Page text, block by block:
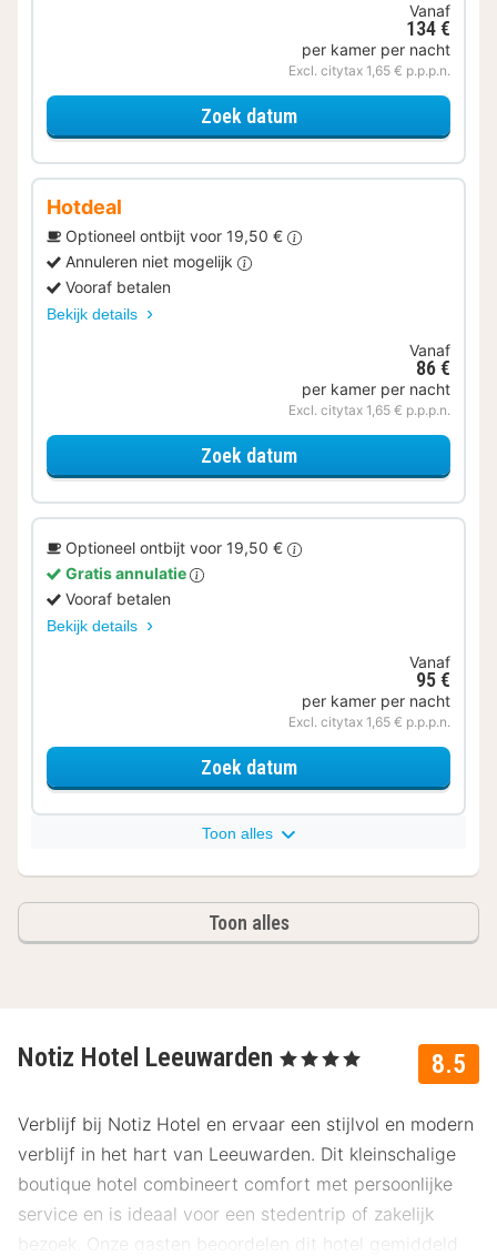
Vanaf
134 €
per kamer per nacht
Excl. citytax 1,65 € p.p.p.n.
Zoek datumvoor Ontbijt Special
Hotdeal
Optioneel ontbijt voor 19,50 €
Annuleren niet mogelijk
Vooraf betalen
Bekijk details
Vanaf
86 €
per kamer per nacht
Excl. citytax 1,65 € p.p.p.n.
Zoek datumvoor Comfort plus kamer
Optioneel ontbijt voor 19,50 €
Gratis annulatie
Vooraf betalen
Bekijk details
Vanaf
95 €
per kamer per nacht
Excl. citytax 1,65 € p.p.p.n.
Zoek datumvoor Comfort plus kamer
Toon alles
Toon alles
8.5
Notiz Hotel Leeuwarden , 4 Sterren
Verblijf bij Notiz Hotel en ervaar een stijlvol en modern
verblijf in het hart van Leeuwarden. Dit kleinschalige
boutique hotel combineert comfort met persoonlijke
service en is ideaal voor een stedentrip of zakelijk
bezoek. Onze gasten beoordelen dit hotel gemiddeld